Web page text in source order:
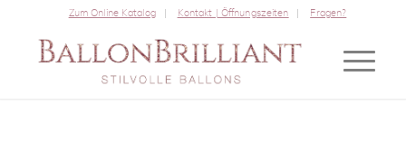
Zum Online Katalog Kontakt | Öffnungszeiten Fragen?